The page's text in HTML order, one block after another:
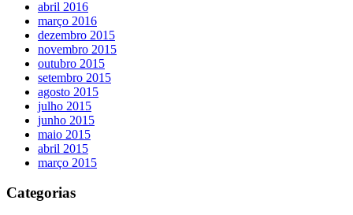
abril 2016
março 2016
dezembro 2015
novembro 2015
outubro 2015
setembro 2015
agosto 2015
julho 2015
junho 2015
maio 2015
abril 2015
março 2015
Categorias